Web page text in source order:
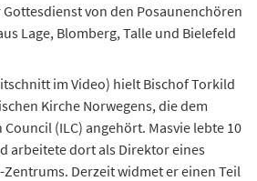
von den Posaunenchören
Lage, Blomberg, Talle und Bielefeld
im Video) hielt Bischof Torkild
Kirche Norwegens, die dem
(ILC) angehört. Masvie lebte 10
arbeitete dort als Direktor eines
Derzeit widmet er einen Teil